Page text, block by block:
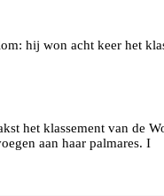
hij won acht keer het
het klassement van de
aan haar palmares. I